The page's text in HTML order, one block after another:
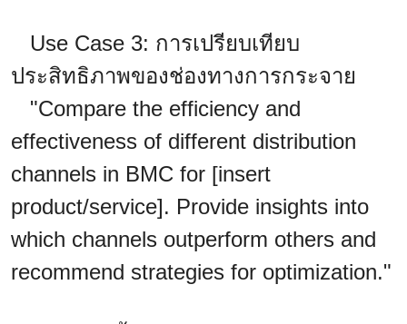
Use Case 3: การเปรียบเทียบ
ประสิทธิภาพของช่องทางการกระจาย
"Compare the efficiency and
effectiveness of different distribution
channels in BMC for [insert
product/service]. Provide insights into
which channels outperform others and
recommend strategies for optimization."